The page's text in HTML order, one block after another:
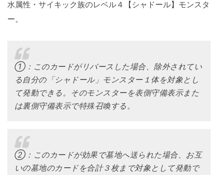
水属性・サイキック族のレベル４【シャドール】モンスタ
ー。
①：このカードがリバースした場合、除外されてい
る自分の「シャドール」モンスター１体を対象とし
て発動できる。そのモンスターを表側守備表示また
は裏側守備表示で特殊召喚する。
②：このカードが効果で墓地へ送られた場合、お互
いの墓地のカードを合計３枚まで対象として発動で